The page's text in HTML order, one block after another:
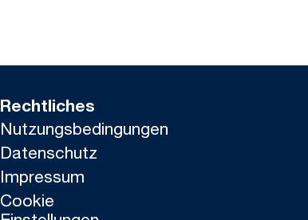
Rechtliches
Nutzungsbedingungen
Datenschutz
Impressum
Cookie